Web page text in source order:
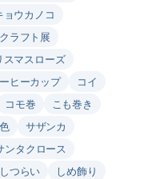
ョウカノコ
クラフト展
スマスローズ
ヒーカップ
コイ
コモ巻
こも巻き
サザンカ
ンタクロース
しつらい
しめ飾り